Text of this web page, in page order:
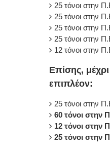
25 τόνοι στην
25 τόνοι στην
25 τόνοι στην
25 τόνοι στην
12 τόνοι στην
Επίσης,
επιπλέον:
25 τόνοι στην
60 τόνοι στην
12 τόνοι στην
25 τόνοι στην